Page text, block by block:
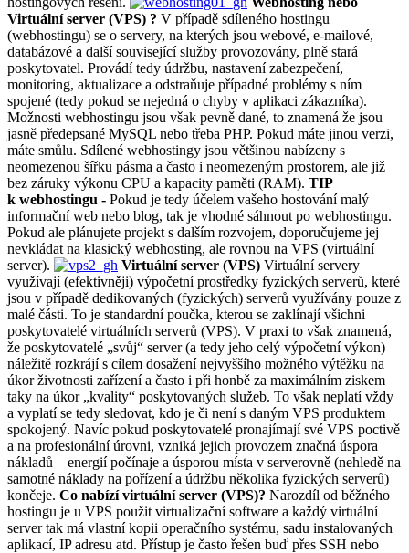
Virtuální server (VPS) ? V případě sdíleného hostingu
(webhostingu) se o servery, na kterých jsou webové, e-mailové,
databázové a další související služby provozovány, plně stará
poskytovatel. Provádí tedy údržbu, nastavení zabezpečení,
monitoring, aktualizace a odstraňuje případné problémy s ním
spojené (tedy pokud se nejedná o chyby v aplikaci zákazníka).
Možnosti webhostingu jsou však pevně dané, to znamená že jsou
jasně předepsané MySQL nebo třeba PHP. Pokud máte jinou verzi,
máte smůlu. Sdílené webhostingy jsou většinou nabízeny s
neomezenou šířku pásma a často i neomezeným prostorem, ale již
bez záruky výkonu CPU a kapacity paměti (RAM). TIP
k webhostingu - Pokud je tedy účelem vašeho hostování malý
informační web nebo blog, tak je vhodné sáhnout po webhostingu.
Pokud ale plánujete projekt s dalším rozvojem, doporučujeme jej
nevkládat na klasický webhosting, ale rovnou na VPS (virtuální
server).
Virtuální server (VPS) Virtuální servery
využívají (efektivněji) výpočetní prostředky fyzických serverů, které
jsou v případě dedikovaných (fyzických) serverů využívány pouze z
malé části. To je standardní poučka, kterou se zaklínají všichni
poskytovatelé virtuálních serverů (VPS). V praxi to však znamená,
že poskytovatelé „svůj“ server (a tedy jeho celý výpočetní výkon)
náležitě rozkrájí s cílem dosažení nejvyššího možného výtěžku na
úkor životnosti zařízení a často i při honbě za maximálním ziskem
taky na úkor „kvality“ poskytovaných služeb. To však neplatí vždy
a vyplatí se tedy sledovat, kdo je či není s daným VPS produktem
spokojený. Navíc pokud poskytovatelé pronajímají své VPS poctivě
a na profesionální úrovni, vzniká jejich provozem značná úspora
nákladů – energií počínaje a úsporou místa v serverovně (nehledě na
samotné náklady na pořízení a údržbu několika fyzických serverů)
končeje. Co nabízí virtuální server (VPS)? Narozdíl od běžného
hostingu je u VPS použit virtualizační software a každý virtuální
server tak má vlastní kopii operačního systému, sadu instalovaných
aplikací, IP adresu atd. Přístup je často řešen buď přes SSH nebo